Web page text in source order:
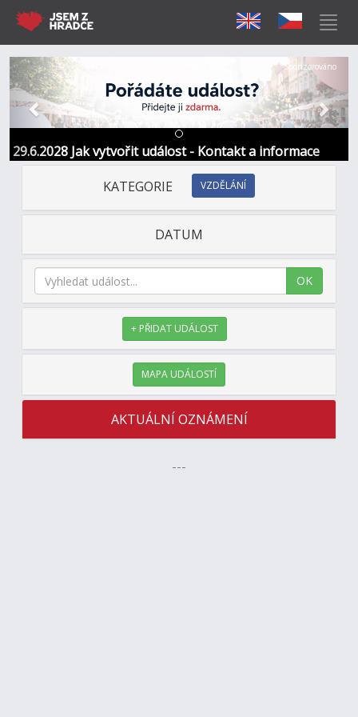
29.6.2028 Jak vytvořit událost - Kontakt a informace
Předchozí Další
Sponzorováno
KATEGORIE VZDĚLÁNÍ
DATUM
OK
+ PŘIDAT UDÁLOST
MAPA UDÁLOSTÍ
AKTUÁLNÍ OZNÁMENÍ
---